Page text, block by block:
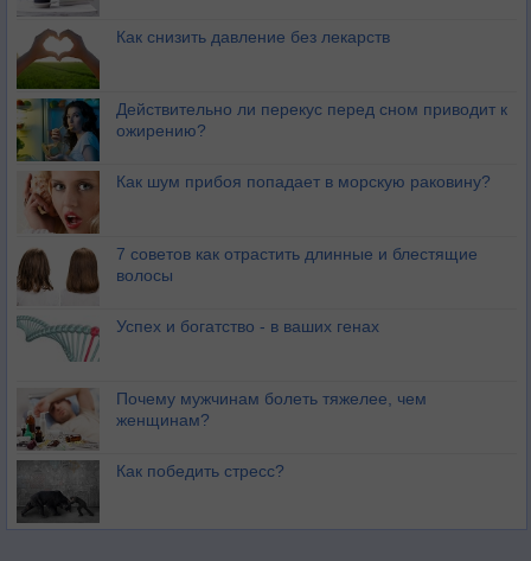
Как снизить давление без лекарств
Действительно ли перекус перед сном приводит к
ожирению?
Как шум прибоя попадает в морскую раковину?
7 советов как отрастить длинные и блестящие
волосы
Успех и богатство - в ваших генах
Почему мужчинам болеть тяжелее, чем
женщинам?
Как победить стресс?